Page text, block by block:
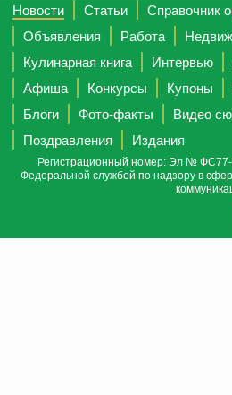
Новости Статьи
Справочник
Объявления
Работа
Кулинарная книга
Интервью
Афиша
Конкурсы Купоны
Блоги
Фото-факты
Видео
Поздравления
Издания
Регистрационный номер: Эл № ФС77-
Федеральной службой по надзору в